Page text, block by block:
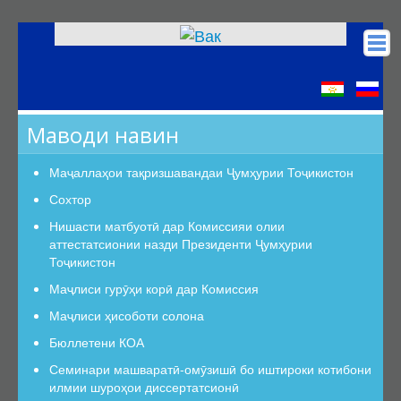
КОА
Низомномаҳо
Шуъбаи аттестатсионӣ
Шуъбаҳои аттестатсионии илмӣ
Дастурамалҳои вазифавии кормандони шуъба
Раёсат
Аъзои Раёсат
Маводи навин
Маҷаллаҳои тақризшавандаи Ҷумҳурии Тоҷикистон
Сохтор
Нишасти матбуотӣ дар Комиссияи олии
аттестатсионии назди Президенти Ҷумҳурии
Тоҷикистон
Маҷлиси гурӯҳи корӣ дар Комиссия
Маҷлиси ҳисоботи солона
Бюллетени КОА
Семинари машваратӣ-омӯзишӣ бо иштироки котибони
илмии шуроҳои диссертатсионӣ